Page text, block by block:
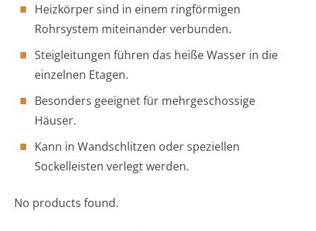
Heizkörper sind in einem ringförmigen
Rohrsystem miteinander verbunden.
Steigleitungen führen das heiße Wasser in die
einzelnen Etagen.
Besonders geeignet für mehrgeschossige
Häuser.
Kann in Wandschlitzen oder speziellen
Sockelleisten verlegt werden.
No products found.